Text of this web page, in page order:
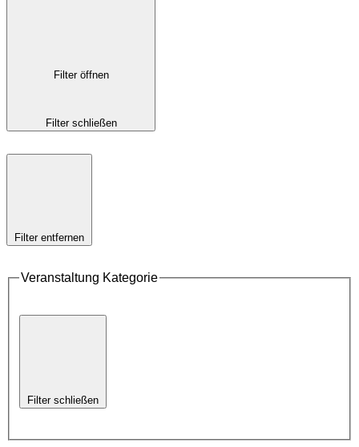
Filter öffnen
Filter schließen
Filter entfernen
Veranstaltung Kategorie
Filter schließen